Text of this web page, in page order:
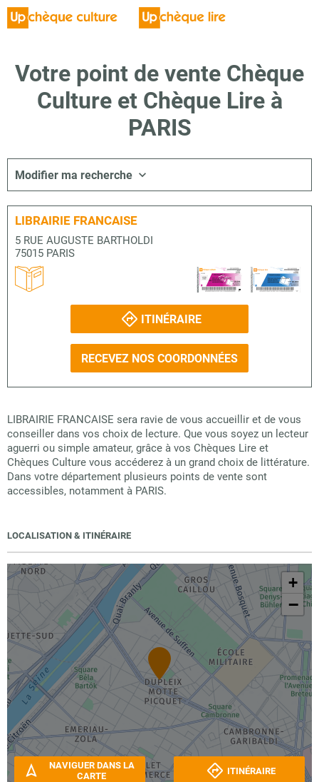
Votre point de vente Chèque
Culture et Chèque Lire à
PARIS
Modifier ma recherche
LIBRAIRIE FRANCAISE
5 RUE AUGUSTE BARTHOLDI
75015 PARIS
ITINÉRAIRE
RECEVEZ NOS COORDONNÉES
LIBRAIRIE FRANCAISE sera ravie de vous accueillir et de vous
conseiller dans vos choix de lecture. Que vous soyez un lecteur
aguerri ou simple amateur, grâce à vos Chèques Lire et
Chèques Culture vous accéderez à un grand choix de littérature.
Dans votre département plusieurs points de vente sont
accessibles, notamment à PARIS.
LOCALISATION & ITINÉRAIRE
+
−
NAVIGUER DANS LA
CARTE
ITINÉRAIRE